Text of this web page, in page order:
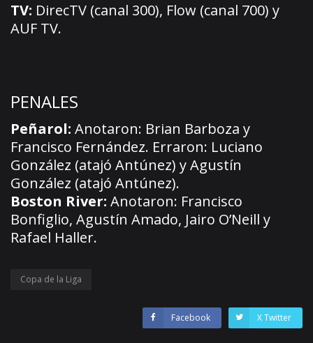
TV: DirecTV (canal 300), Flow (canal 700) y
AUF TV.
PENALES
Peñarol: Anotaron: Brian Barboza y
Francisco Fernández. Erraron: Luciano
González (atajó Antúnez) y Agustín
González (atajó Antúnez).
Boston River: Anotaron: Francisco
Bonfiglio, Agustín Amado, Jairo O’Neill y
Rafael Haller.
Copa de la Liga
Facebook X Twitter